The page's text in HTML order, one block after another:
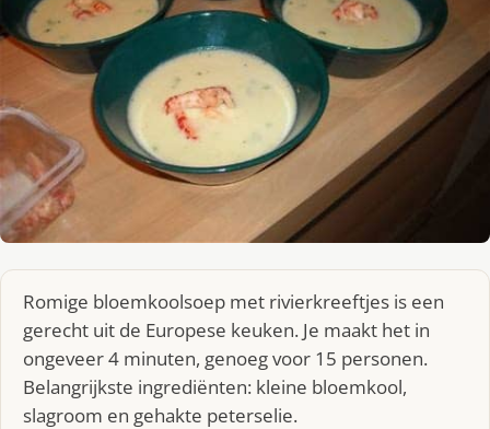
Romige bloemkoolsoep met rivierkreeftjes is een
gerecht uit de Europese keuken. Je maakt het in
ongeveer 4 minuten, genoeg voor 15 personen.
Belangrijkste ingrediënten: kleine bloemkool,
slagroom en gehakte peterselie.